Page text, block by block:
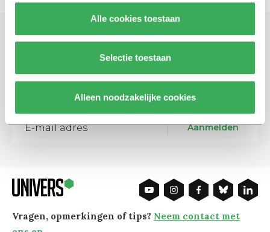
Alle cookies toestaan
Selectie toestaan
Alleen noodzakelijke cookies
Schrijf je in voor onze nieuwsbrief
Aanmelden
Vragen, opmerkingen of tips? Neem contact met